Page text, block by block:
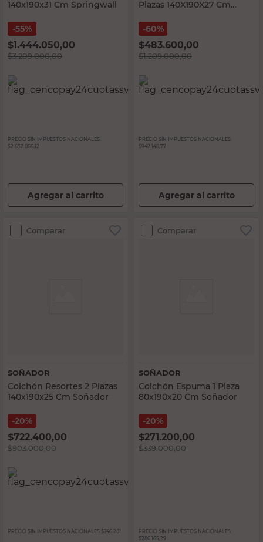
140x190x31 Cm Springwall
55%
$1.444.050,00
$3.209.000,00
PRECIO SIN IMPUESTOS NACIONALES:
$2.652.066,12
Agregar al carrito
Plazas 140X190X27 Cm
60%
$483.600,00
$1.209.000,00
PRECIO SIN IMPUESTOS NACIONALES:
$942.148,77
Agregar al carrito
Comparar
SOÑADOR
Colchón Resortes 2 Plazas
140x190x25 Cm Soñador
20%
$722.400,00
$903.000,00
PRECIO SIN IMPUESTOS NACIONALES: $746.281
Comparar
SOÑADOR
Colchón Espuma 1 Plaza
80x190x20 Cm Soñador
20%
$271.200,00
$339.000,00
PRECIO SIN IMPUESTOS NACIONALES:
$280.165,29